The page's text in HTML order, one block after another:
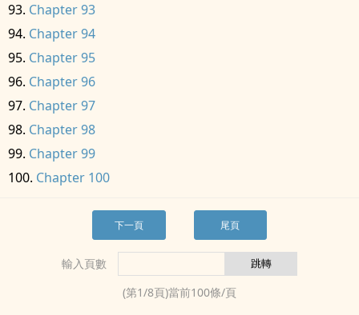
Chapter 93
Chapter 94
Chapter 95
Chapter 96
Chapter 97
Chapter 98
Chapter 99
Chapter 100
下一頁 尾頁
輸入頁數
(第1/8頁)當前100條/頁